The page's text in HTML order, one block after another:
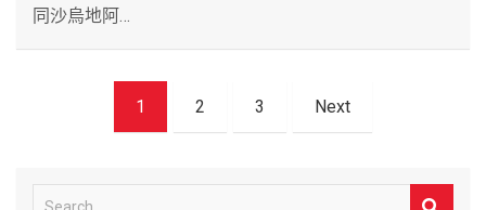
同沙烏地阿…
1 2 3 Next